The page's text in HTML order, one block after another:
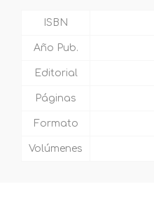
ISBN
Año Pub.
Editorial
Páginas
Formato
Volúmenes